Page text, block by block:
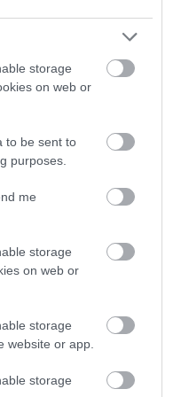
storage
on web or
to be sent to
purposes.
me
storage
on web or
storage
website or app.
storage
híreiért
csatlakozz
iratkozz
aznapi friss cikkeket!
WIZZAIR